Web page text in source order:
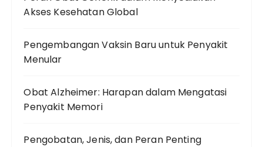
Akses Kesehatan Global
Pengembangan Vaksin Baru untuk Penyakit
Menular
Obat Alzheimer: Harapan dalam Mengatasi
Penyakit Memori
Pengobatan, Jenis, dan Peran Penting